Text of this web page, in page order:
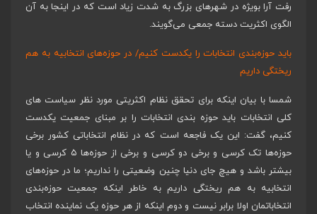
رفت آرا بویژه در شهرهای بزرگ به شدت زیاد است که در اینجا به آن
الگوی اکثریت دسته جمعی می‌گویند.
باید حوزه‌بندی انتخابات را یکدست کنیم/ در حوزه‌های انتخابیه به هم
ریختگی داریم
شمسا با بیان اینکه برای تحقق نظام اکثریتی مورد نظر سیاست های
کلی انتخابات باید حوزه بندی انتخابات را بر مبنای جمعیت یکدست
کنیم، گفت: این یک فاجعه است که در نظام انتخاباتی کشور برخی
حوزه‌ها تک‌ کرسی و برخی دو کرسی و برخی از حوزه‌ها ۵ کرسی و یا
بیشتر باشد و هیچ جای دنیا چنین وضعیتی را نداریم؛ ما در حوزه‌های
انتخابیه به هم ‌ریختگی داریم به خاطر اینکه جمعیت حوزه‌بندی
انتخاباتمان اولا برابر نیست و دوم اینکه از هر حوزه یک نماینده انتخاب